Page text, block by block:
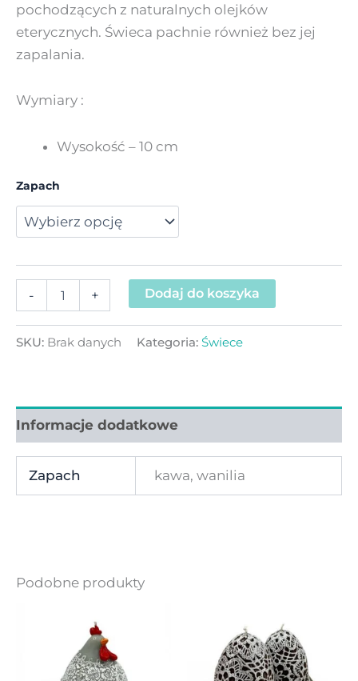
pochodzących z naturalnych olejków
eterycznych. Świeca pachnie również bez jej
zapalania.
Wymiary :
Wysokość – 10 cm
Zapach
- + Dodaj do koszyka
SKU: Brak danych Kategoria: Świece
Informacje dodatkowe
Zapach kawa, wanilia
Podobne produkty